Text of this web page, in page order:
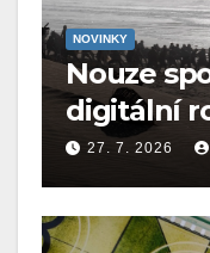
NOVINKY
Nouze
digitální
27. 7. 2026